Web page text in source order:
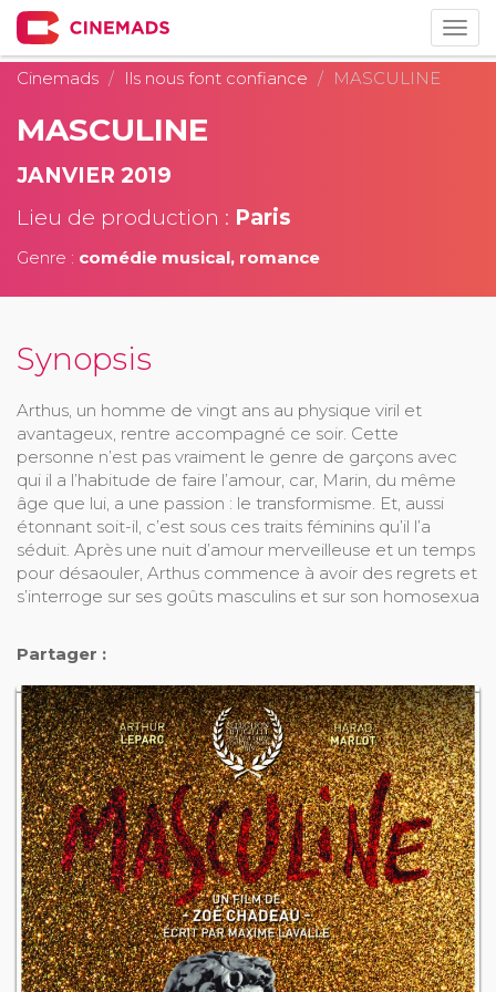
Cinemads
Ils nous font confiance MASCULINE
MASCULINE
JANVIER 2019
Lieu de production : Paris
Genre : comédie musical, romance
Synopsis
Arthus, un homme de vingt ans au physique viril et
avantageux, rentre accompagné ce soir. Cette
personne n’est pas vraiment le genre de garçons avec
qui il a l’habitude de faire l’amour, car, Marin, du même
âge que lui, a une passion : le transformisme. Et, aussi
étonnant soit-il, c’est sous ces traits féminins qu’il l’a
séduit. Après une nuit d’amour merveilleuse et un temps
pour désaouler, Arthus commence à avoir des regrets et
s’interroge sur ses goûts masculins et sur son homosexua
Partager :